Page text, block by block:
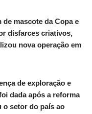
mascote da Copa e
disfarces criativos,
nova operação em
de exploração e
dada após a reforma
o setor do país ao